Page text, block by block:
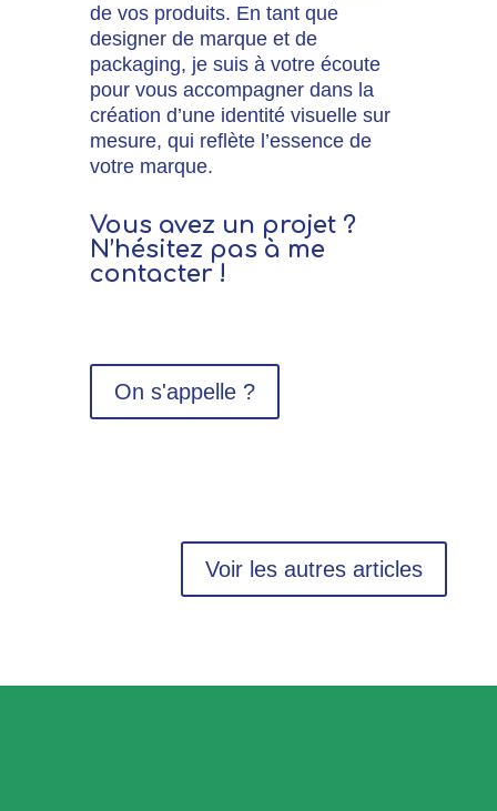
de vos produits. En tant que
designer de marque et de
packaging, je suis à votre écoute
pour vous accompagner dans la
création d’une identité visuelle sur
mesure, qui reflète l’essence de
votre marque.
Vous avez un projet ?
N’hésitez pas à me
contacter !
On s'appelle ?
Voir les autres articles